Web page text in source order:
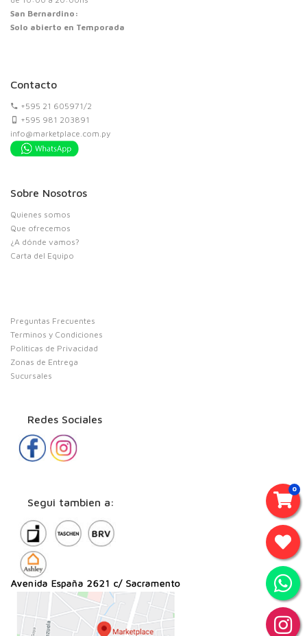
San Bernardino:
Solo abierto en Temporada
Contacto
+595 21 605971/2
+595 981 203891
info@marketplace.com.py
Sobre Nosotros
Quienes somos
Que ofrecemos
¿A dónde vamos?
Carta del Equipo
Preguntas Frecuentes
Terminos y Condiciones
Politicas de Privacidad
Zonas de Entrega
Sucursales
Redes Sociales
Segui tambien a:
0